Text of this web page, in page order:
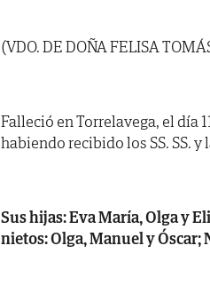
(VDO. DE DOÑA FELISA
Falleció en Torrelavega, el día
habiendo recibido los SS. SS. y
Sus hijas: Eva María, Olga y
nietos: Olga, Manuel y